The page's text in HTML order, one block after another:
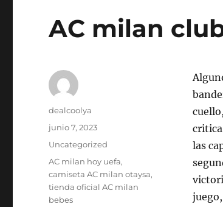
AC milan
las
Autor
dealcoolya
Publicado
junio 7, 2023
Categorías
Uncategorized
Etiquetas
AC milan hoy uefa,
camiseta AC milan otaysa,
tienda oficial AC milan
bebes